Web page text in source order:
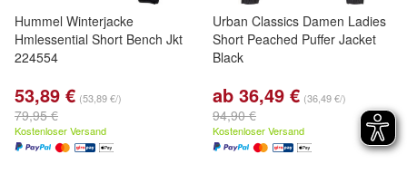
Hummel Winterjacke
Hmlessential Short Bench Jkt
224554
53,89 € (53,89 €/)
79,95 €
Kostenloser Versand
Urban Classics Damen Ladies
Short Peached Puffer Jacket
Black
ab 36,49 € (36,49 €/)
94,90 €
Kostenloser Versand